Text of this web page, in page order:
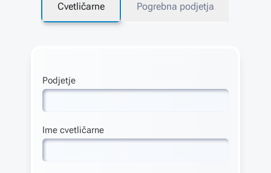
Cvetličarne Pogrebna podjetja
Podjetje
Ime cvetličarne